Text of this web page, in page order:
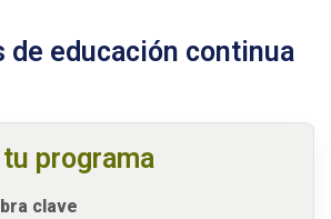
de educación continua
programa
clave